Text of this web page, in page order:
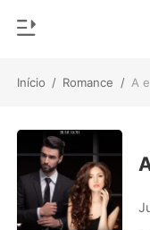
Início / Romance / A
Loja
Histórico
Gênero
Moderno
Lobisomem